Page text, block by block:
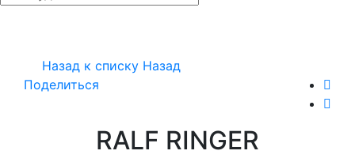
Назад к списку Назад
Поделиться
RALF RINGER